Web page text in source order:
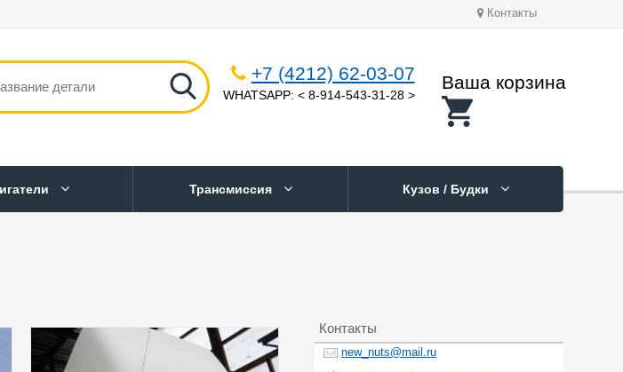
Контакты
+7 (4212) 62-03-07
WHATSAPP: < 8-914-543-31-28 >
Ваша корзина
Трансмиссия Кузов / Будки
Контакты
new_nuts@mail.ru